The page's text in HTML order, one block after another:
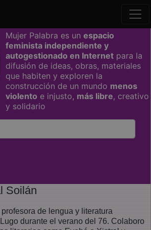
Mujer Palabra es un espacio
feminista independiente y
autogestionado en Internet para la
difusión de ideas, obras, materiales
que habiten y exploren la
construcción de un mundo menos
violento e injusto, más libre, creativo
y solidario
Soilán
de lengua y literatura
durante el verano del 76. Colaboro